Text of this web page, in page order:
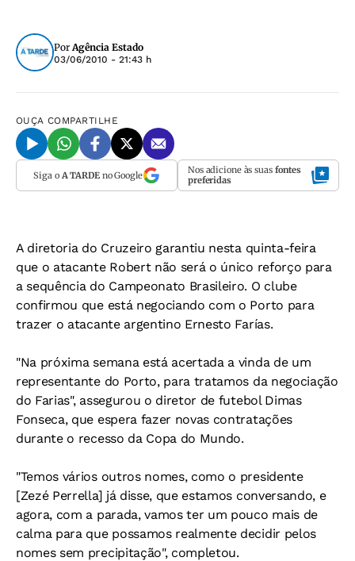
PorAgência Estado
03/06/2010 - 21:43 h
OUÇA COMPARTILHE
Siga o A TARDEno Google Nos adicione às suas fontes
preferidas
A diretoria do Cruzeiro garantiu nesta quinta-feira
que o atacante Robert não será o único reforço para
a sequência do Campeonato Brasileiro. O clube
confirmou que está negociando com o Porto para
trazer o atacante argentino Ernesto Farías.
"Na próxima semana está acertada a vinda de um
representante do Porto, para tratamos da negociação
do Farias", assegurou o diretor de futebol Dimas
Fonseca, que espera fazer novas contratações
durante o recesso da Copa do Mundo.
"Temos vários outros nomes, como o presidente
[Zezé Perrella] já disse, que estamos conversando, e
agora, com a parada, vamos ter um pouco mais de
calma para que possamos realmente decidir pelos
nomes sem precipitação", completou.